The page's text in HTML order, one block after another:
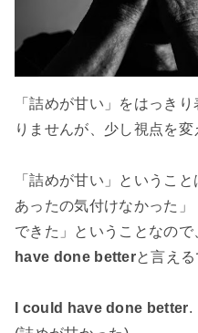
「詰めが甘い」をはっき
りませんが、少し視点を変
「詰めが甘い」というこ
あったの気付けなかった
できた」ということなの
have done betterと言える
I could have done better.